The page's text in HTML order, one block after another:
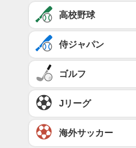
高校野球
侍ジャパン
ゴルフ
Jリーグ
海外サッカー